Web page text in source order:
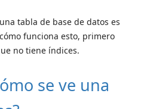
tabla de base de datos es
funciona esto, primero
no tiene índices.
se ve una